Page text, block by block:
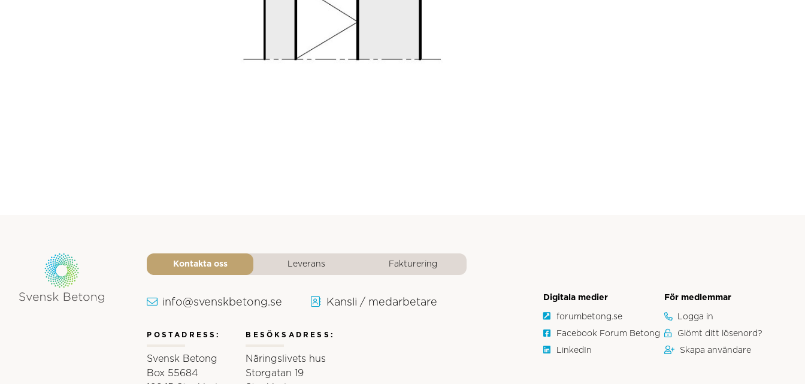
Kontakta oss Leverans Fakturering
info@svenskbetong.se Kansli / medarbetare
POSTADRESS:
Svensk Betong
Box 55684
BESÖKSADRESS:
Näringslivets hus
Storgatan 19
Digitala medier
forumbetong.se
Facebook Forum Betong
LinkedIn
För medlemmar
Logga in
Glömt ditt lösenord?
Skapa användare